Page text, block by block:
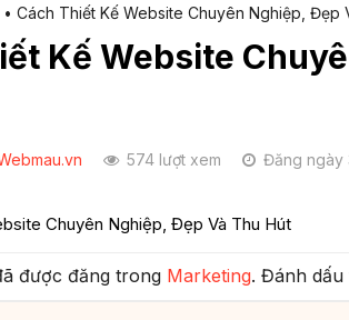
• Cách Thiết Kế Website Chuyên Nghiệp, Đẹp
Kế Website
574 lượt xem Đăng ngày
Chuyên Nghiệp, Đẹp Và Thu Hút
được đăng trong Marketing. Đánh dấu